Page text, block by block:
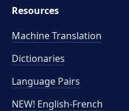
Resources
Machine Translation
Dictionaries
Language Pairs
NEW! English-French